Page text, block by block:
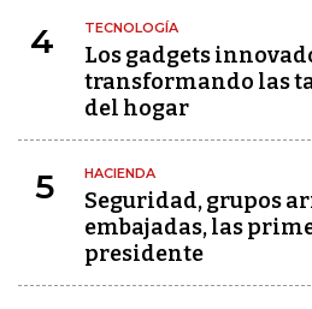
4 TECNOLOGÍA
Los gadgets
transformando las
del hogar
5 HACIENDA
Seguridad, grupos
embajadas, las
presidente